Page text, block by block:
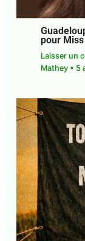
lice pour
Laisser un
Agnès